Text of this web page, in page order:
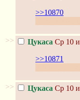
>>10870
>> Цукаса Ср 10
>>10871
>> Цукаса Ср 10